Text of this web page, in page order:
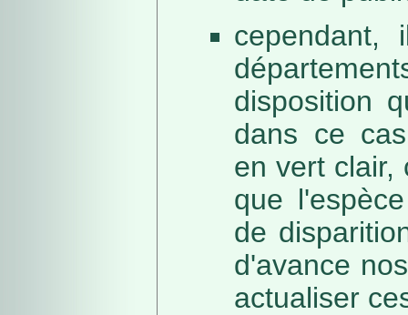
cependant,
disposition
dans ce
en vert clair,
que
de
d'avance
actualiser